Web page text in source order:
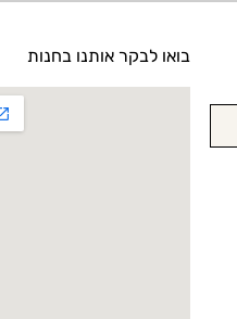
בואו לבקר אותנו בחנות